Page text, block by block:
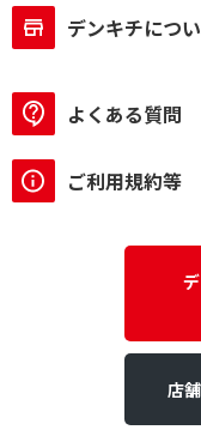
SDカードで
再生のみ
デンキチにつ
よくある質問
ご利用規約等
店